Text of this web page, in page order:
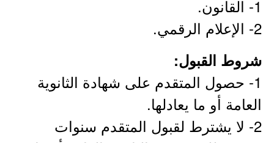
1- القانون.
2- الإعلام الرقمي.
شروط القبول​:
1- حصول المتقدم على شهادة الثانوية
العامة أو ما يعادلها.
2- لا يشترط لقبول المتقدم سنوات